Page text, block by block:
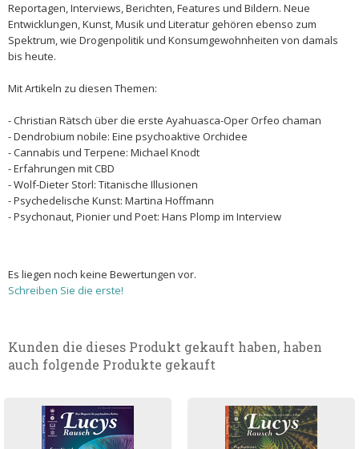
Reportagen, Interviews, Berichten, Features und Bildern. Neue
Entwicklungen, Kunst, Musik und Literatur gehören ebenso zum
Spektrum, wie Drogenpolitik und Konsumgewohnheiten von damals
bis heute.
Mit Artikeln zu diesen Themen:
- Christian Rätsch über die erste Ayahuasca-Oper Orfeo chaman
- Dendrobium nobile: Eine psychoaktive Orchidee
- Cannabis und Terpene: Michael Knodt
- Erfahrungen mit CBD
- Wolf-Dieter Storl: Titanische Illusionen
- Psychedelische Kunst: Martina Hoffmann
- Psychonaut, Pionier und Poet: Hans Plomp im Interview
Es liegen noch keine Bewertungen vor.
Schreiben Sie die erste!
Kunden die dieses Produkt gekauft haben, haben
auch folgende Produkte gekauft